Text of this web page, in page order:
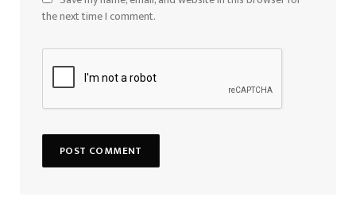
the next time I comment.